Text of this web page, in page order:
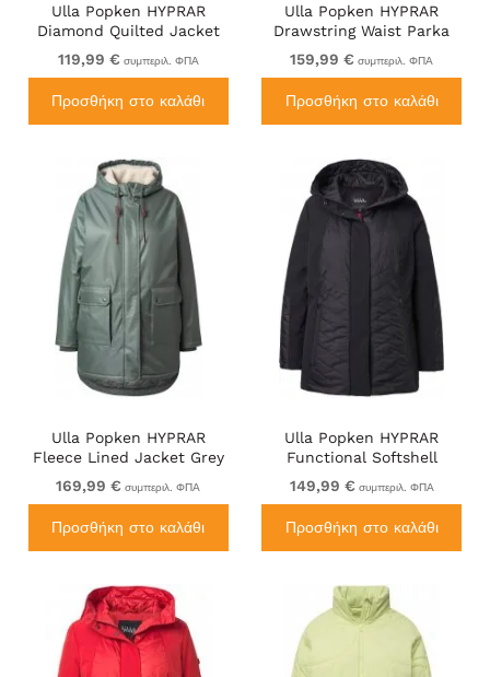
Ulla Popken HYPRAR
Diamond Quilted Jacket
Silver
119,99 € συμπεριλ. ΦΠΑ
Προσθήκη στο καλάθι
Ulla Popken HYPRAR
Drawstring Waist Parka
Grey Green
159,99 € συμπεριλ. ΦΠΑ
Προσθήκη στο καλάθι
Ulla Popken HYPRAR
Fleece Lined Jacket Grey
169,99 € συμπεριλ. ΦΠΑ
Προσθήκη στο καλάθι
Ulla Popken HYPRAR
Functional Softshell
Jacket Black
149,99 € συμπεριλ. ΦΠΑ
Προσθήκη στο καλάθι